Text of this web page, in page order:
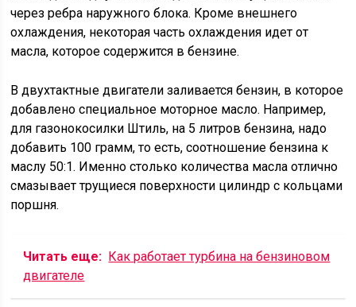
через ребра наружного блока. Кроме внешнего
охлаждения, некоторая часть охлаждения идет от
масла, которое содержится в бензине.
В двухтактные двигатели заливается бензин, в которое
добавлено специальное моторное масло. Например,
для газонокосилки Штиль, на 5 литров бензина, надо
добавить 100 грамм, то есть, соотношение бензина к
маслу 50:1. Именно столько количества масла отлично
смазывает трущиеся поверхности цилиндр с кольцами
поршня.
Читать еще: Как работает турбина на бензиновом
двигателе